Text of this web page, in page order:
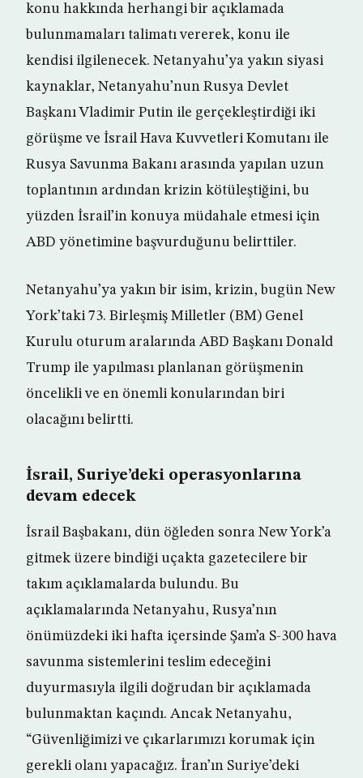
konu hakkında herhangi bir açıklamada
bulunmamaları talimatı vererek, konu ile
kendisi ilgilenecek. Netanyahu’ya yakın siyasi
kaynaklar, Netanyahu’nun Rusya Devlet
Başkanı Vladimir Putin ile gerçekleştirdiği iki
görüşme ve İsrail Hava Kuvvetleri Komutanı ile
Rusya Savunma Bakanı arasında yapılan uzun
toplantının ardından krizin kötüleştiğini, bu
yüzden İsrail’in konuya müdahale etmesi için
ABD yönetimine başvurduğunu belirttiler.
Netanyahu’ya yakın bir isim, krizin, bugün New
York’taki 73. Birleşmiş Milletler (BM) Genel
Kurulu oturum aralarında ABD Başkanı Donald
Trump ile yapılması planlanan görüşmenin
öncelikli ve en önemli konularından biri
olacağını belirtti.
İsrail, Suriye’deki operasyonlarına
devam edecek
İsrail Başbakanı, dün öğleden sonra New York’a
gitmek üzere bindiği uçakta gazetecilere bir
takım açıklamalarda bulundu. Bu
açıklamalarında Netanyahu, Rusya’nın
önümüzdeki iki hafta içersinde Şam’a S-300 hava
savunma sistemlerini teslim edeceğini
duyurmasıyla ilgili doğrudan bir açıklamada
bulunmaktan kaçındı. Ancak Netanyahu,
“Güvenliğimizi ve çıkarlarımızı korumak için
gerekli olanı yapacağız. İran’ın Suriye’deki